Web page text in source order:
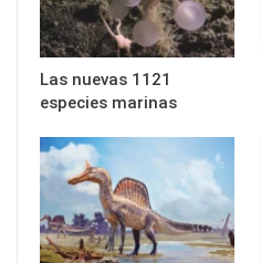
Las nuevas 1121
especies marinas